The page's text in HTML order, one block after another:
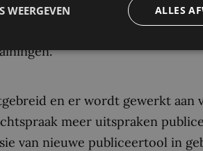
Ook zal het komende jaar
onder
en er wordt gewerkt
meer uitspraken
van nieuwe publiceertool in
ALLES
WEERGEVEN